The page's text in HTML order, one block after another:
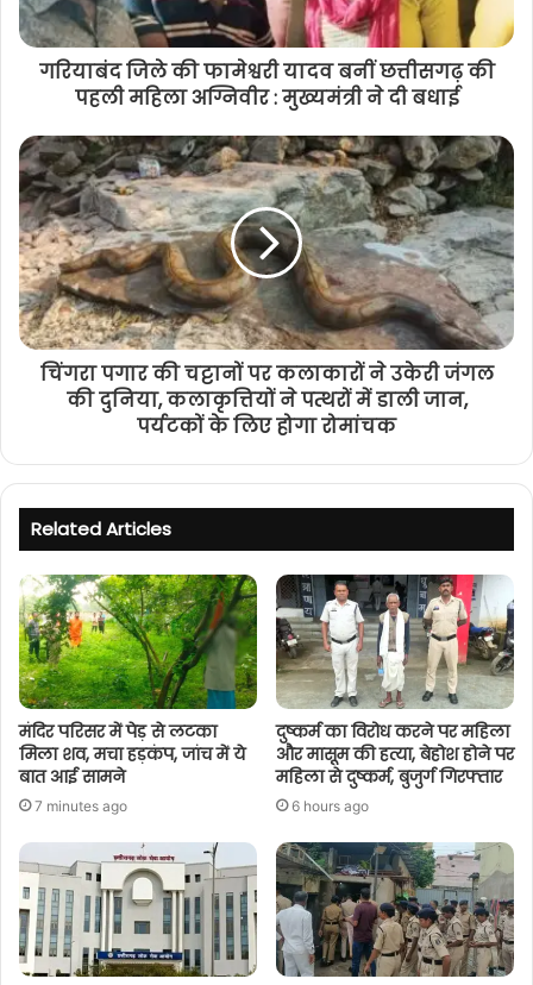
गरियाबंद जिले की फामेश्वरी यादव बनीं छत्तीसगढ़ की
पहली महिला अग्निवीर : मुख्यमंत्री ने दी बधाई
चिंगरा पगार की चट्टानों पर कलाकारों ने उकेरी जंगल
की दुनिया, कलाकृत्तियों ने पत्थरों में डाली जान,
पर्यटकों के लिए होगा रोमांचक
Related Articles
मंदिर परिसर में पेड़ से लटका
मिला शव, मचा हड़कंप, जांच में ये
बात आई सामने
7 minutes ago
दुष्कर्म का विरोध करने पर महिला
और मासूम की हत्या, बेहोश होने पर
महिला से दुष्कर्म, बुजुर्ग गिरफ्तार
6 hours ago